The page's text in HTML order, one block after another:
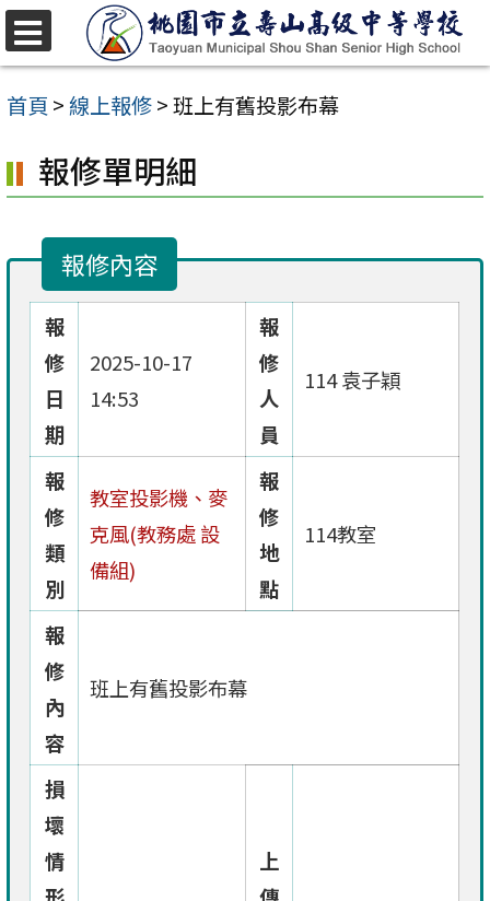
跳
至
主
內
容
首頁 >線上報修>班上有舊投影布幕
報修單明細
報修內容
報
修
日
期
2025-10-17
14:53
報
修
人
員
114 袁子穎
報
修
類
別
教室投影機、麥
克風(教務處 設
備組)
報
修
地
點
114教室
報
修
內
容
班上有舊投影布幕
損
壞
情
上
選
單